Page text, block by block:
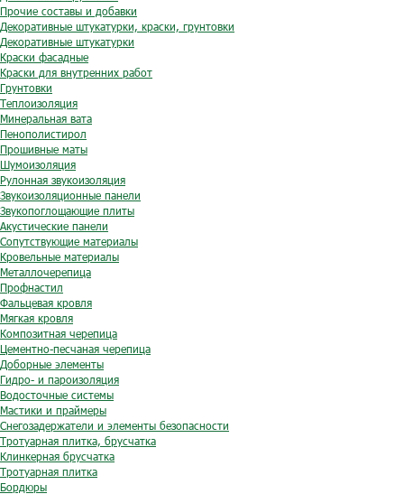
Прочие составы и добавки
Декоративные штукатурки, краски, грунтовки
Декоративные штукатурки
Краски фасадные
Краски для внутренних работ
Грунтовки
Теплоизоляция
Минеральная вата
Пенополистирол
Прошивные маты
Шумоизоляция
Рулонная звукоизоляция
Звукоизоляционные панели
Звукопоглощающие плиты
Акустические панели
Сопутствующие материалы
Кровельные материалы
Металлочерепица
Профнастил
Фальцевая кровля
Мягкая кровля
Композитная черепица
Цементно-песчаная черепица
Доборные элементы
Гидро- и пароизоляция
Водосточные системы
Мастики и праймеры
Снегозадержатели и элементы безопасности
Тротуарная плитка, брусчатка
Клинкерная брусчатка
Тротуарная плитка
Бордюры